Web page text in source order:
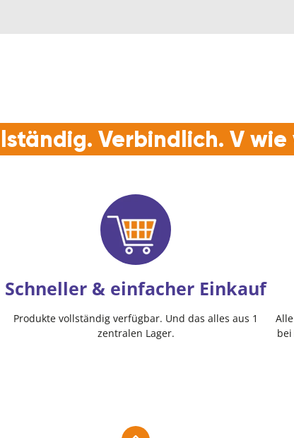
Verbindlich. V
Schneller & einfacher Einkauf
Produkte vollständig verfügbar. Und das alles aus 1
zentralen Lager.